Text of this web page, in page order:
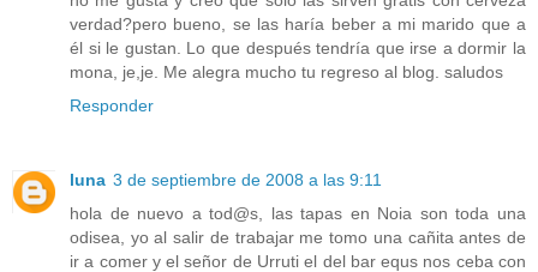
verdad?pero bueno, se las haría beber a mi marido que a
él si le gustan. Lo que después tendría que irse a dormir la
mona, je,je. Me alegra mucho tu regreso al blog. saludos
Responder
luna 3 de septiembre de 2008 a las 9:11
hola de nuevo a tod@s, las tapas en Noia son toda una
odisea, yo al salir de trabajar me tomo una cañita antes de
ir a comer y el señor de Urruti el del bar equs nos ceba con